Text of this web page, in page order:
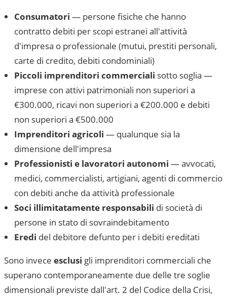
Consumatori — persone fisiche che hanno
contratto debiti per scopi estranei all'attività
d'impresa o professionale (mutui, prestiti personali,
carte di credito, debiti condominiali)
Piccoli imprenditori commerciali sotto soglia —
imprese con attivi patrimoniali non superiori a
€300.000, ricavi non superiori a €200.000 e debiti
non superiori a €500.000
Imprenditori agricoli — qualunque sia la
dimensione dell'impresa
Professionisti e lavoratori autonomi — avvocati,
medici, commercialisti, artigiani, agenti di commercio
con debiti anche da attività professionale
Soci illimitatamente responsabili di società di
persone in stato di sovraindebitamento
Eredi del debitore defunto per i debiti ereditati
Sono invece esclusi gli imprenditori commerciali che
superano contemporaneamente due delle tre soglie
dimensionali previste dall'art. 2 del Codice della Crisi,